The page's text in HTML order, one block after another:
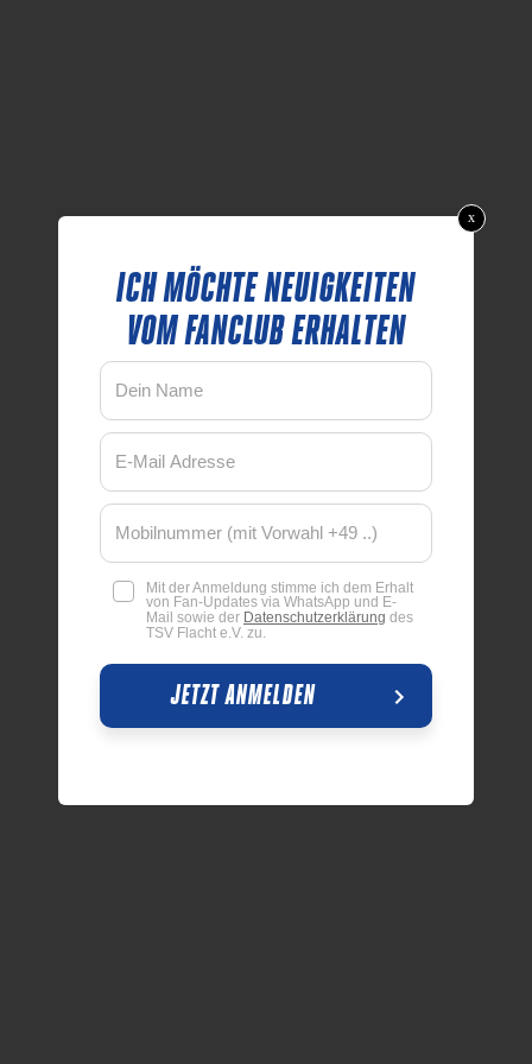
ICH MÖCHTE NEUIGKEITEN
VOM FANCLUB ERHALTEN
Mit der Anmeldung stimme ich dem Erhalt
von Fan-Updates via WhatsApp und E-
Mail sowie der Datenschutzerklärung des
TSV Flacht e.V. zu.
JETZT ANMELDEN
x